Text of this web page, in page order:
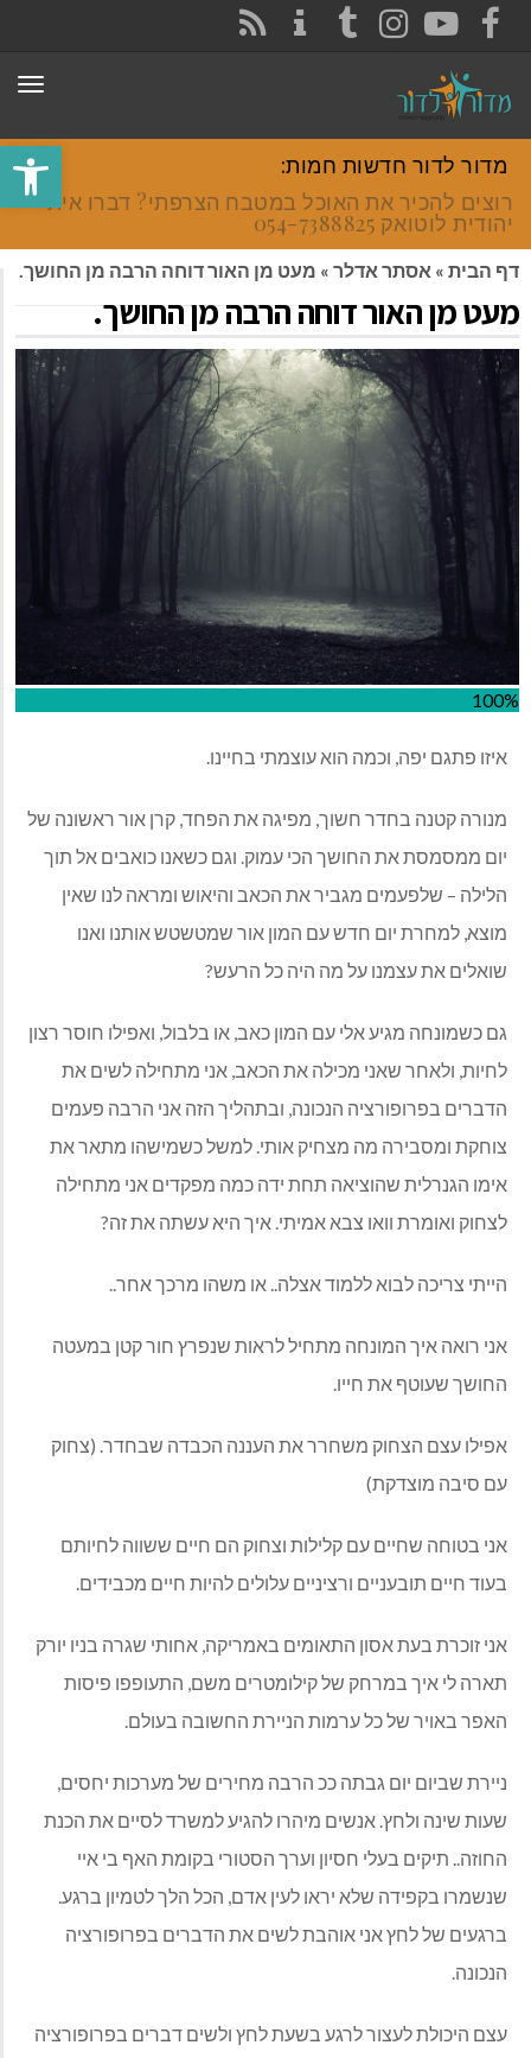
פתח
FACEBOOK
YOUTUBE
INSTAGRAM
TUMBLR
מדור לדור חדשות חמות:
רוצים להכיר את האוכל במטבח הצרפתי? דברו איתי
יהודית לוטואק 054-7388825.
דף הבית » אסתר אדלר » מעט מן האור דוחה הרבה מן החושך.
מעט מן האור דוחה הרבה מן החושך.
100%
איזו פתגם יפה, וכמה הוא עוצמתי בחיינו.
מנורה קטנה בחדר חשוך, מפיגה את הפחד, קרן אור ראשונה של
יום ממסמסת את החושך הכי עמוק. וגם כשאנו כואבים אל תוך
הלילה – שלפעמים מגביר את הכאב והיאוש ומראה לנו שאין
מוצא, למחרת יום חדש עם המון אור שמטשטש אותנו ואנו
שואלים את עצמנו על מה היה כל הרעש?
גם כשמונחה מגיע אלי עם המון כאב, או בלבול, ואפילו חוסר רצון
לחיות, ולאחר שאני מכילה את הכאב, אני מתחילה לשים את
הדברים בפרופורציה הנכונה, ובתהליך הזה אני הרבה פעמים
צוחקת ומסבירה מה מצחיק אותי. למשל כשמישהו מתאר את
אימו הגנרלית שהוציאה תחת ידה כמה מפקדים אני מתחילה
לצחוק ואומרת וואו צבא אמיתי. איך היא עשתה את זה?
הייתי צריכה לבוא ללמוד אצלה.. או משהו מרכך אחר..
אני רואה איך המונחה מתחיל לראות שנפרץ חור קטן במעטה
החושך שעוטף את חייו.
אפילו עצם הצחוק משחרר את העננה הכבדה שבחדר. (צחוק
עם סיבה מוצדקת)
אני בטוחה שחיים עם קלילות וצחוק הם חיים ששווה לחיותם
בעוד חיים תובעניים ורציניים עלולים להיות חיים מכבידים.
אני זוכרת בעת אסון התאומים באמריקה, אחותי שגרה בניו יורק
תארה לי איך במרחק של קילומטרים משם, התעופפו פיסות
האפר באויר של כל ערמות הניירת החשובה בעולם.
ניירת שביום יום גבתה ככ הרבה מחירים של מערכות יחסים,
שעות שינה ולחץ. אנשים מיהרו להגיע למשרד לסיים את הכנת
החוזה.. תיקים בעלי חסיון וערך הסטורי בקומת האף בי איי
שנשמרו בקפידה שלא יראו לעין אדם, הכל הלך לטמיון ברגע.
ברגעים של לחץ אני אוהבת לשים את הדברים בפרופורציה
הנכונה.
עצם היכולת לעצור לרגע בשעת לחץ ולשים דברים בפרופורציה